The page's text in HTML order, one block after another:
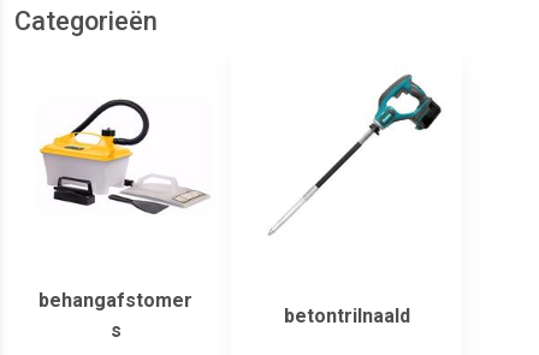
Categorieën
behangafstomer
s
betontrilnaald